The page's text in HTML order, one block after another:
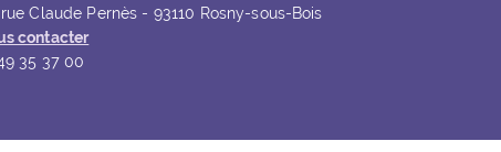
Claude Pernès - 93110 Rosny-sous-Bois
contacter
35 37 00